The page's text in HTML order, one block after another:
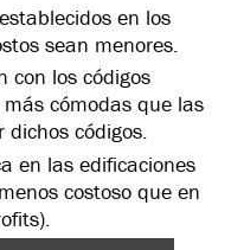
en los
sean menores.
con los códigos
cómodas que las
dichos códigos.
en las edificaciones
costoso que en